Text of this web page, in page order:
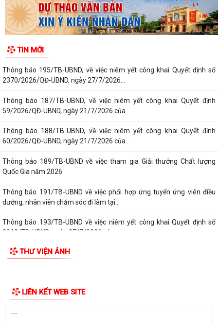
TIN MỚI
Thông báo 195/TB-UBND, về việc niêm yết công khai Quyết định số
2370/2026/QĐ-UBND, ngày 27/7/2026...
Thông báo 187/TB-UBND, về việc niêm yết công khai Quyết định
59/2026/QĐ-UBND, ngày 21/7/2026 của...
Thông báo 188/TB-UBND, về việc niêm yết công khai Quyết định
60/2026/QĐ-UBND, ngày 21/7/2026 của...
Thông báo 189/TB-UBND về việc tham gia Giải thưởng Chất lượng
Quốc Gia năm 2026
Thông báo 191/TB-UBND về việc phối hợp ứng tuyển ứng viên điều
dưỡng, nhân viên chăm sóc đi làm tại...
Thông báo 193/TB-UBND về việc niêm yết công khai Quyết định số
2943/TB-UBND, ngày 27/7/2026 của...
THƯ VIỆN ẢNH